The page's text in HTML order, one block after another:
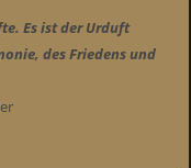
Es ist der Urduft
des Friedens und